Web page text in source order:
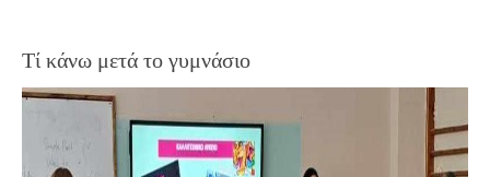
Τί κάνω μετά το γυμνάσιο